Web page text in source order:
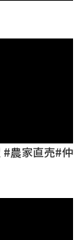
農家直売#仲